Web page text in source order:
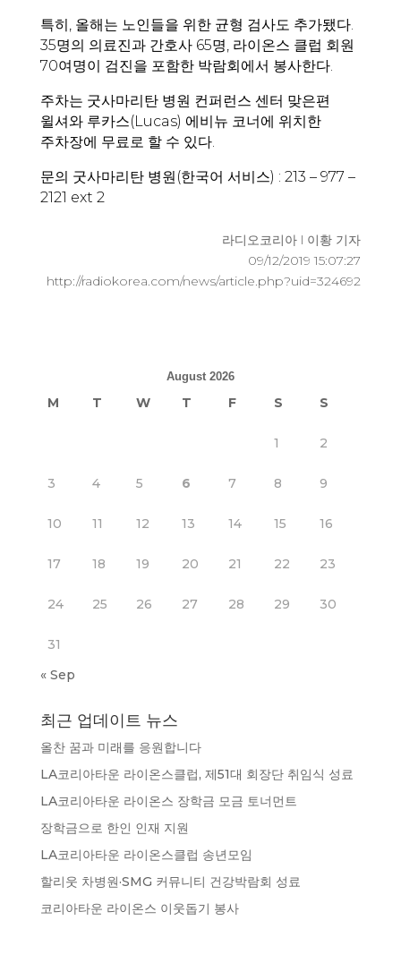
특히, 올해는 노인들을 위한 균형 검사도 추가됐다.
35명의 의료진과 간호사 65명, 라이온스 클럽 회원
70여명이 검진을 포함한 박람회에서 봉사한다.
주차는 굿사마리탄 병원 컨퍼런스 센터 맞은편
윌셔와 루카스(Lucas) 에비뉴 코너에 위치한
주차장에 무료로 할 수 있다.
문의 굿사마리탄 병원(한국어 서비스) : 213 – 977 –
2121 ext 2
라디오코리아 l 이황 기자
09/12/2019 15:07:27
http://radiokorea.com/news/article.php?uid=324692
August 2026
M T W T F S S
1 2
3 4 5 6 7 8 9
10 11 12 13 14 15 16
17 18 19 20 21 22 23
24 25 26 27 28 29 30
31
« Sep
최근 업데이트 뉴스
올찬 꿈과 미래를 응원합니다
LA코리아타운 라이온스클럽, 제51대 회장단 취임식 성료
LA코리아타운 라이온스 장학금 모금 토너먼트
장학금으로 한인 인재 지원
LA코리아타운 라이온스클럽 송년모임
할리웃 차병원·SMG 커뮤니티 건강박람회 성료
코리아타운 라이온스 이웃돕기 봉사